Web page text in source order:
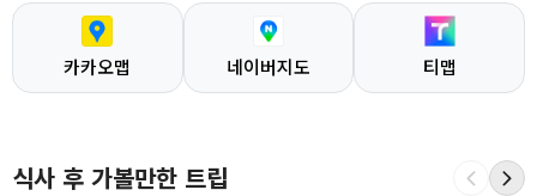
카카오맵 네이버지도 티맵
식사 후 가볼만한 트립